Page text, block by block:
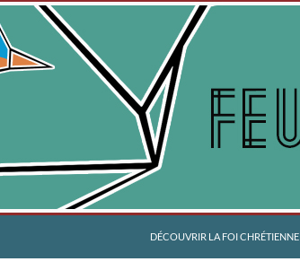
DÉCOUVRIR LA FOI CHRÉTIENNE